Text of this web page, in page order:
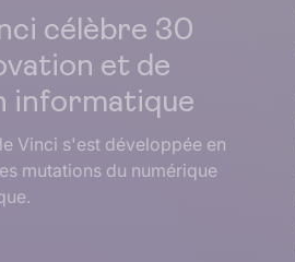
célèbre 30
et de
informatique
Vinci s'est développée en
mutations du numérique